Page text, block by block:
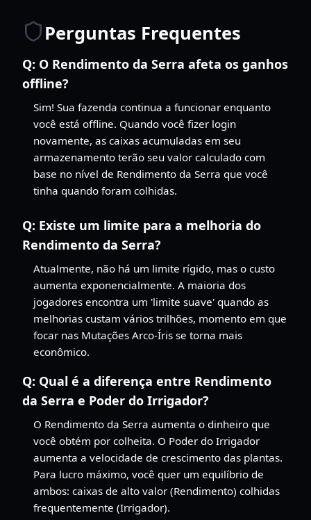
Perguntas Frequentes
Q: O Rendimento da Serra afeta os ganhos
offline?
Sim! Sua fazenda continua a funcionar enquanto
você está offline. Quando você fizer login
novamente, as caixas acumuladas em seu
armazenamento terão seu valor calculado com
base no nível de Rendimento da Serra que você
tinha quando foram colhidas.
Q: Existe um limite para a melhoria do
Rendimento da Serra?
Atualmente, não há um limite rígido, mas o custo
aumenta exponencialmente. A maioria dos
jogadores encontra um 'limite suave' quando as
melhorias custam vários trilhões, momento em que
focar nas Mutações Arco-Íris se torna mais
econômico.
Q: Qual é a diferença entre Rendimento
da Serra e Poder do Irrigador?
O Rendimento da Serra aumenta o dinheiro que
você obtém por colheita. O Poder do Irrigador
aumenta a velocidade de crescimento das plantas.
Para lucro máximo, você quer um equilíbrio de
ambos: caixas de alto valor (Rendimento) colhidas
frequentemente (Irrigador).